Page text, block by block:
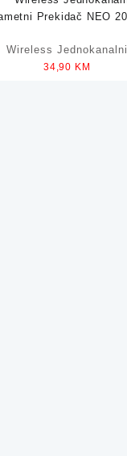
Wireless Jednokanalni
Pametni Prekidač NEO
34,90 KM